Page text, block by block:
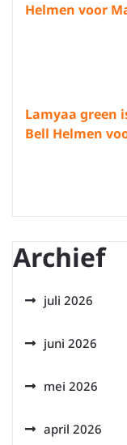
Helmen voor
Lamyaa green
Bell Helmen
Archief
juli 2026
juni 2026
mei 2026
april 2026